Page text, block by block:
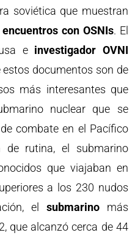
soviética que muestran
encuentros con OSNIs. El
e investigador OVNI
estos documentos son de
más interesantes que
nuclear que se
combate en el Pacífico
de rutina, el submarino
que viajaban en
a los 230 nudos
el submarinomás
que alcanzó cerca de 44